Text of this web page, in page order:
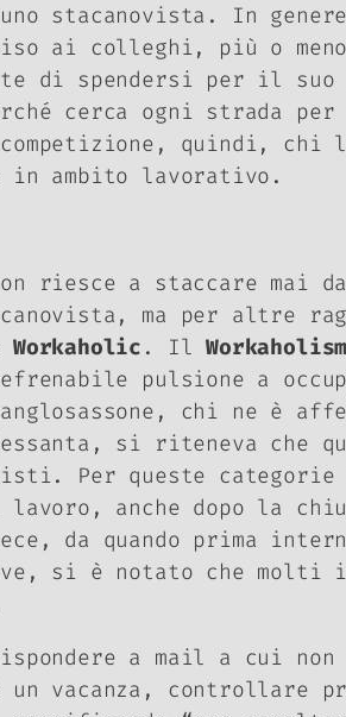
stacanovista. In genere
ai colleghi, più o
di spendersi per il suo
cerca ogni strada
quindi, chi
in ambito lavorativo.
riesce a staccare mai
ma per altre
Workaholic . IlWorkaholism
pulsione a
chi ne è
si riteneva che
Per queste categorie
anche dopo la
da quando prima
si è notato che molti
a mail a cui
vacanza, controllare